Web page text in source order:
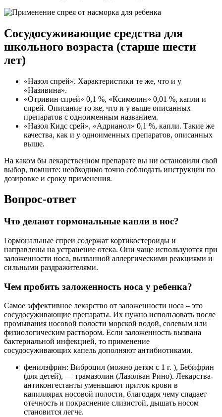
Сосудосуживающие средства для
школьного возраста (старше шести
лет)
«Назол спрей». Характеристики те же, что и у
«Називина».
«Отривин спрей» 0,1 %, «Ксимелин» 0,01 %, капли и
спрей. Описание то же, что и у выше описанных
препаратов с одноименным названием.
«Назол Кидс срей», «Адрианол» 0,1 %, капли. Такие же
качества, как и у одноименных препаратов, описанных
выше.
На каком бы лекарственном препарате вы ни остановили свой
выбор, помните: необходимо точно соблюдать инструкции по
дозировке и сроку применения.
Вопрос-ответ
Что делают гормональные капли в нос?
Гормональные спреи содержат кортикостероиды и
направлены на устранение отека. Они чаще используются при
заложенности носа, вызванной аллергическими реакциями и
сильными раздражителями.
Чем пробить заложенность носа у ребенка?
Самое эффективное лекарство от заложенности носа – это
сосудосуживающие препараты. Их нужно использовать после
промывания носовой полости морской водой, солевым или
физиологическим раствором. Если заложенность вызвана
бактериальной инфекцией, то применение
сосудосуживающих капель дополняют антибиотиками.
фенилэфрин: Виброцил (можно детям с 1 г. ), Бебифрин
(для детей), — трамазолин (Лазолван Рино). Лекарства-
антиконгестанты уменьшают приток крови в
капиллярах носовой полости, благодаря чему спадает
отечность и покраснение слизистой, дышать носом
становится легче.